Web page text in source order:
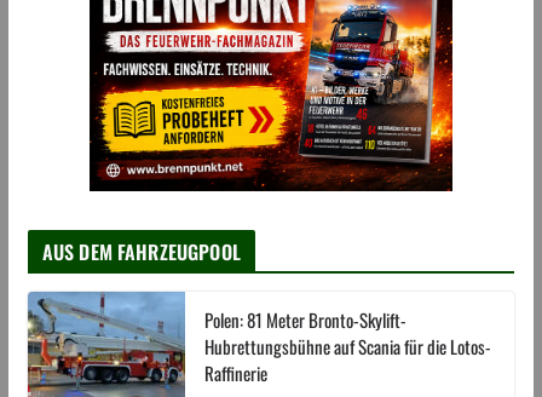
AUS DEM FAHRZEUGPOOL
Polen: 81 Meter Bronto-Skylift-
Hubrettungsbühne auf Scania für die Lotos-
Raffinerie